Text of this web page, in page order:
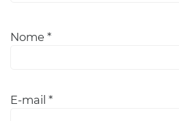
Nome *
E-mail *